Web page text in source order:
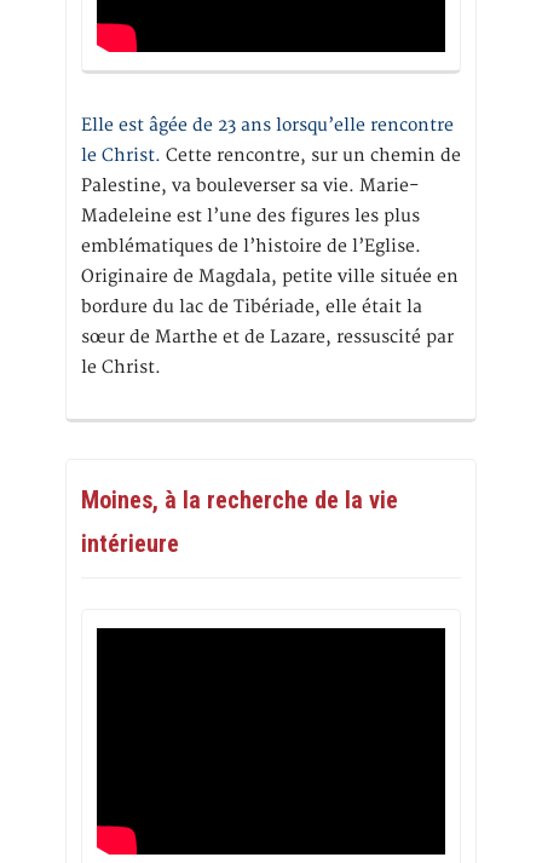
Elle est âgée de 23 ans lorsqu’elle rencontre
le Christ. Cette rencontre, sur un chemin de
Palestine, va bouleverser sa vie. Marie-
Madeleine est l’une des figures les plus
emblématiques de l’histoire de l’Eglise.
Originaire de Magdala, petite ville située en
bordure du lac de Tibériade, elle était la
sœur de Marthe et de Lazare, ressuscité par
le Christ.
Moines, à la recherche de la vie
intérieure